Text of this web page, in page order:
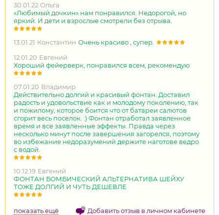
30.01.22 Ольга
«Любимый дочкин» нам понравился. Недорогой, но
яркий. И дети и взрослые смотрели без отрыва.
13.01.21 Константин Очень красиво , супер.
12.01.20 Евгений
Хороший фейерверк, понравился всем, рекомендую
07.01.20 Владимир
Действительно долгий и красивый фонтан. Доставил
радость и удовольствие как и молодому поколению, так
и пожилому, которое боится что от батареи салютов
сгорит весь поселок. :) Фонтан отработал заявленное
время и все заявленные эффекты. Правда через
несколько минут после завершения загорелся, поэтому
во избежание недоразумений держите наготове ведро
с водой.
10.12.19 Евгений
ФОНТАН БОМБИЧЕСКИЙ АЛЬТЕРНАТИВА ШЕЙХУ
ТОЖЕ ДОЛГИЙ И ЧУТЬ ДЕШЕВЛЕ
показать ещё Добавить отзыв в личном кабинете